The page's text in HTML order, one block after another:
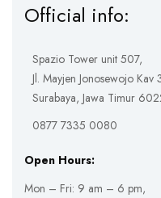
Official info:
Spazio Tower unit 507,
Jl. Mayjen Jonosewojo Kav
Surabaya, Jawa Timur
0877 7335 0080
Open Hours:
Mon – Fri: 9